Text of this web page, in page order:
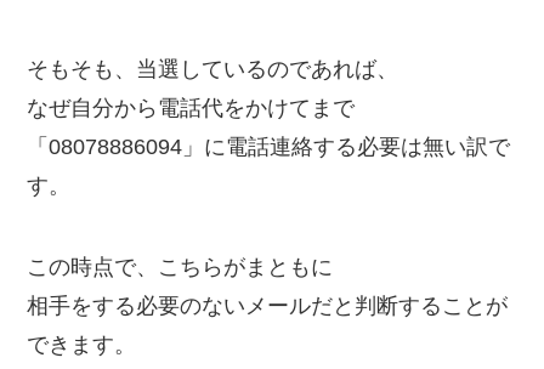
そもそも、当選しているのであれば、
なぜ自分から電話代をかけてまで
「08078886094」に電話連絡する必要は無い訳で
す。
この時点で、こちらがまともに
相手をする必要のないメールだと判断することが
できます。